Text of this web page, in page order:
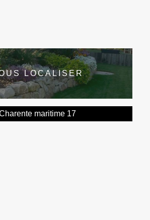
LOCALISER
maritime 17